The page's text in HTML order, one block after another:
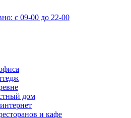
с 09-00 до 22-00
дом
и кафе